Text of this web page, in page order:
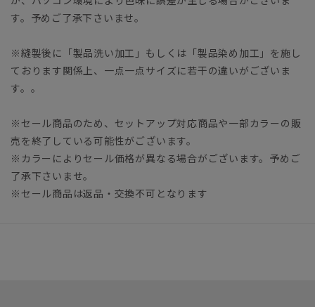
す。予めご了承下さいませ。
※縫製後に「製品洗い加工」もしくは「製品染め加工」を施し
ております関係上、一点一点サイズに若干の違いがございま
す。。
※セール商品のため、セットアップ対応商品や一部カラーの販
売を終了している可能性がございます。
※カラーによりセール価格が異なる場合がございます。予めご
了承下さいませ。
※セール商品は返品・交換不可となります